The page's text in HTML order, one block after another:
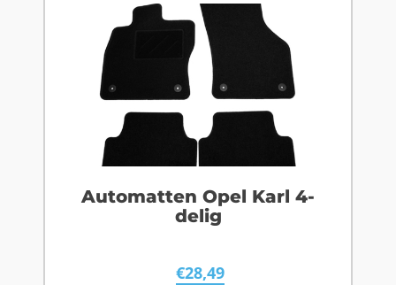
Automatten Opel Karl 4-
delig
€28,49